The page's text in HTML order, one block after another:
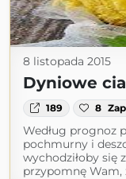
8 listopada 2015
Dyniowe
189 8
Według prognoz
pochmurny i
wychodziłoby się
przypomnę Wam,